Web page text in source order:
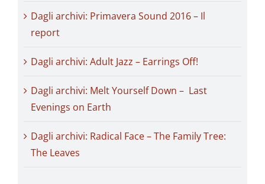
Dagli archivi: Primavera Sound 2016 – Il
report
Dagli archivi: Adult Jazz – Earrings Off!
Dagli archivi: Melt Yourself Down – Last
Evenings on Earth
Dagli archivi: Radical Face – The Family Tree:
The Leaves